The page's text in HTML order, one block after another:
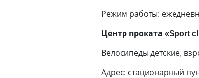
Режим работы:
Центр проката «Sport
Велосипеды детские,
Адрес: стационарный